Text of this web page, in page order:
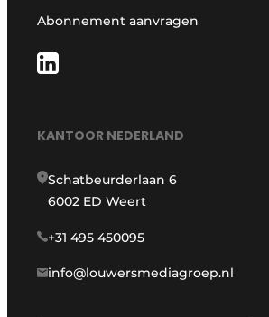
Abonnement aanvragen
KANTOOR NEDERLAND
Schatbeurderlaan 6
6002 ED Weert
+31 495 450095
info@louwersmediagroep.nl